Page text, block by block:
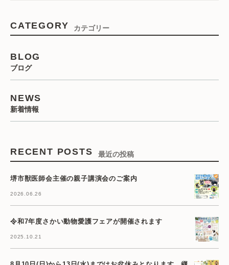
CATEGORY カテゴリー
BLOG
ブログ
NEWS
新着情報
RECENT POSTS 最近の投稿
堺市獣医師会主催の親子講演会のご案内
2026.06.26
令和7年度さかい動物愛護フェアが開催されます
2025.10.21